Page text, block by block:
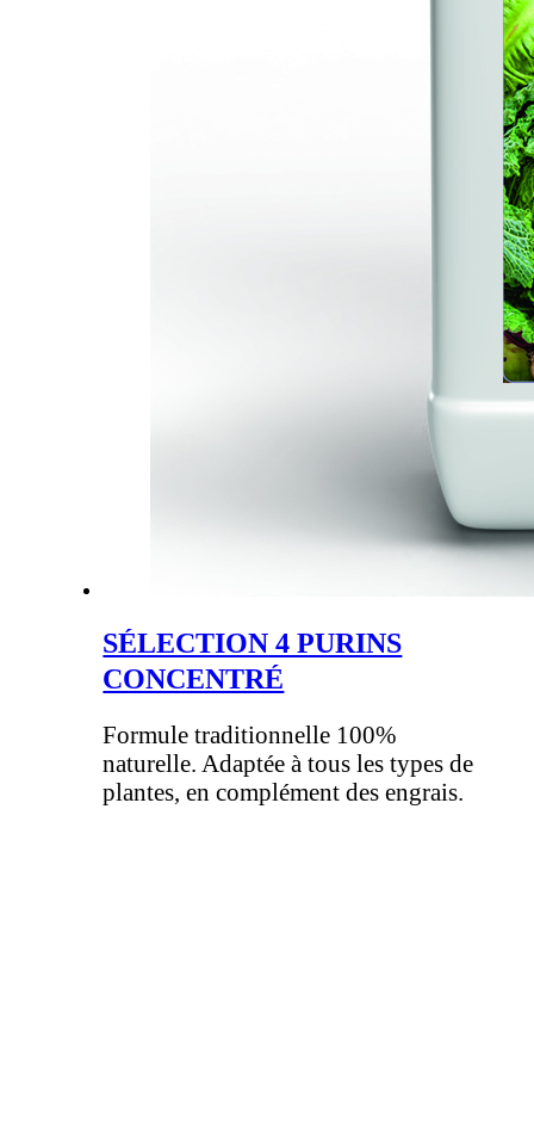
SÉLECTION 4 PURINS
CONCENTRÉ
Formule traditionnelle 100%
naturelle. Adaptée à tous les types de
plantes, en complément des engrais.